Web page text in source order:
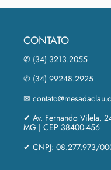
CONTATO
✆ (34) 3213.2055
✆ (34) 99248.2925
✉
✔ Av. Fernando Vilela,
MG | CEP 38400-456
✔ CNPJ: 08.277.973/